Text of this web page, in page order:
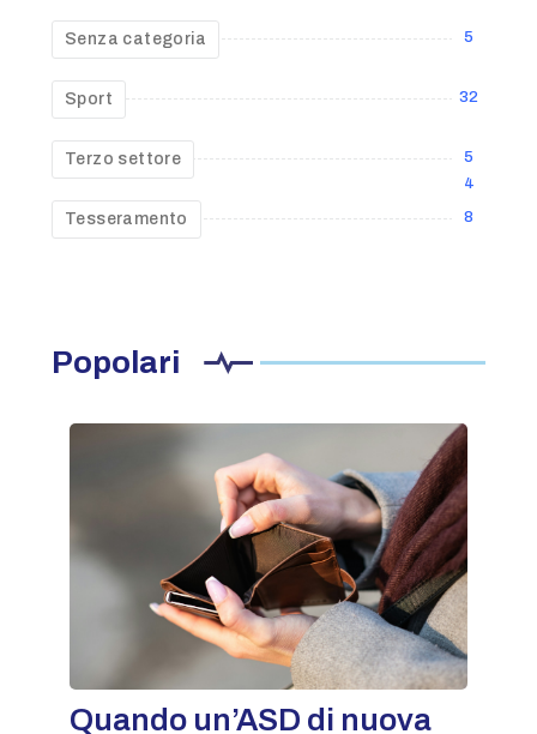
Senza categoria 5
Sport 32
Terzo settore
5
4
Tesseramento 8
Popolari
Quando un’ASD di nuova